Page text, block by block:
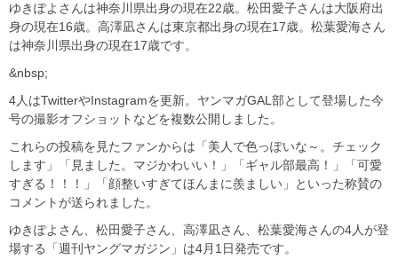
ゆきぽよさんは神奈川県出身の現在22歳。松田愛子さんは大阪府出
身の現在16歳。高澤凪さんは東京都出身の現在17歳。松葉愛海さん
は神奈川県出身の現在17歳です。
&nbsp;
4人はTwitterやInstagramを更新。ヤンマガGAL部として登場した今
号の撮影オフショットなどを複数公開しました。
これらの投稿を見たファンからは「美人で色っぽいな～。チェック
します」「見ました。マジかわいい！」「ギャル部最高！」「可愛
すぎる！！！」「顔整いすぎてほんまに羨ましい」といった称賛の
コメントが送られました。
ゆきぽよさん、松田愛子さん、高澤凪さん、松葉愛海さんの4人が登
場する「週刊ヤングマガジン」は4月1日発売です。